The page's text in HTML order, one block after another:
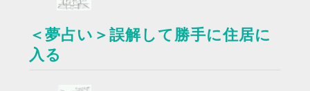
＜夢占い＞誤解して勝手に住居に
入る